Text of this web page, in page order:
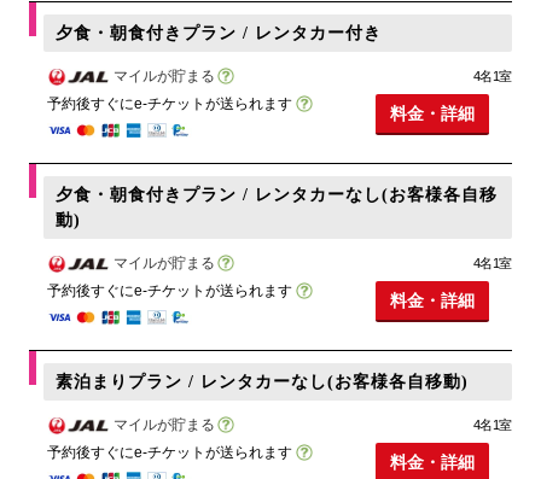
夕食・朝食付きプラン / レンタカー付き
マイルが貯まる
予約後すぐにe-チケットが送られます
4名1室
料金・詳細
夕食・朝食付きプラン / レンタカーなし(お客様各自移
動)
マイルが貯まる
予約後すぐにe-チケットが送られます
4名1室
料金・詳細
素泊まりプラン / レンタカーなし(お客様各自移動)
マイルが貯まる
予約後すぐにe-チケットが送られます
4名1室
料金・詳細